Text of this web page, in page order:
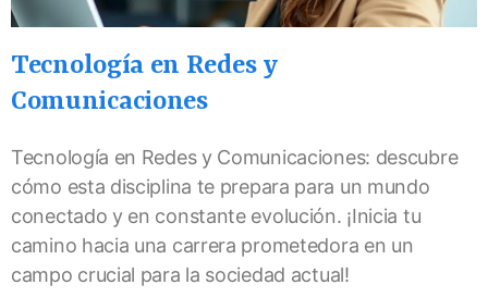
Tecnología en Redes y
Comunicaciones
Tecnología en Redes y Comunicaciones: descubre
cómo esta disciplina te prepara para un mundo
conectado y en constante evolución. ¡Inicia tu
camino hacia una carrera prometedora en un
campo crucial para la sociedad actual!